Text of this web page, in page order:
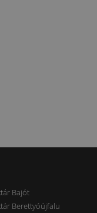
Bajót
Berettyóújfalu